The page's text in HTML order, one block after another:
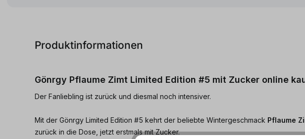
Produktinformationen
Gönrgy Pflaume Zimt Limited Edition #5 mit Zucker online
Der Fanliebling ist zurück und diesmal noch intensiver.
Mit der Gönrgy Limited Edition #5 kehrt der beliebte Wintergeschmack Pflaume
zurück in die Dose, jetzt erstmals mit Zucker.